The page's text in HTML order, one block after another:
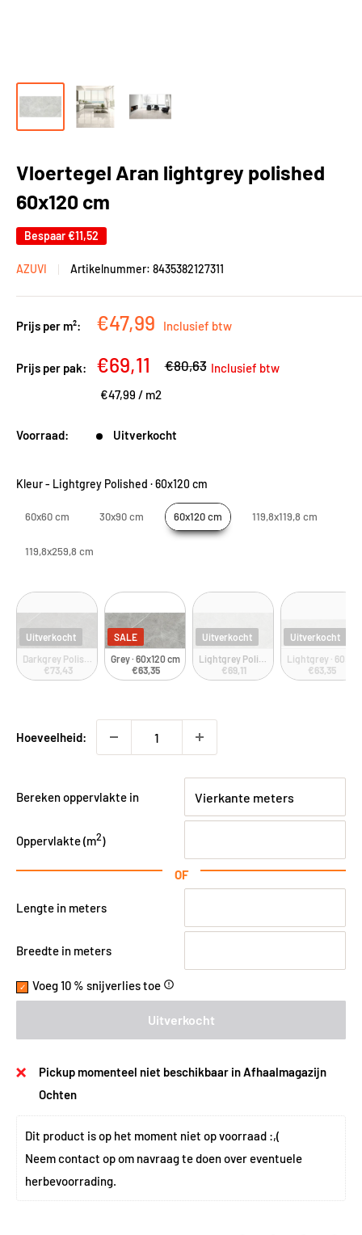
Vloertegel Aran lightgrey polished
60x120 cm
Bespaar€11,52
AZUVI Artikelnummer: 8435382127311
Prijs per m²: Kortingsprijs
€47,99 Inclusief btw
Prijs per pak: Kortingsprijs
€69,11 Adviesprijs
€80,63 Inclusief btw
€47,99 / m2
Voorraad: Uitverkocht
Kleur- Lightgrey Polished · 60x120 cm
60x60 cm 30x90 cm 60x120 cm 119,8x119,8 cm
119,8x259,8 cm
Uitverkocht
Darkgrey Polished · 60x120 cm
€73,43
SALE
Grey · 60x120 cm
€63,35
Uitverkocht
Lightgrey Polished · 60x120 cm
€69,11
Uitverkocht
Lightgrey ·
€63,35
Hoeveelheid:
Bereken oppervlakte in
Oppervlakte (m2)
OF
Lengte in meters
Breedte in meters
Voeg 10 % snijverlies toe error_outline
Uitverkocht
Pickup momenteel niet beschikbaar in Afhaalmagazijn
Ochten
Dit product is op het moment niet op voorraad :,(
Neem contact op om navraag te doen over eventuele
herbevoorrading.